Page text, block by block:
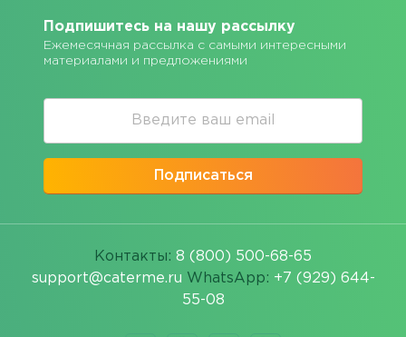
Подпишитесь на нашу рассылку
Ежемесячная рассылка с самыми интересными
материалами и предложениями
Подписаться
Контакты: 8 (800) 500-68-65
support@caterme.ru WhatsApp: +7 (929) 644-
55-08